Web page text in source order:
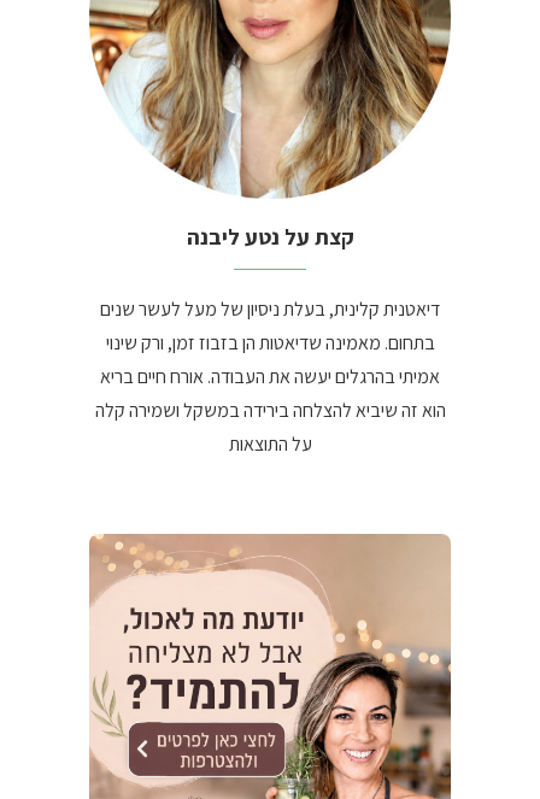
קצת על נטע ליבנה
דיאטנית קלינית, בעלת ניסיון של מעל לעשר שנים
בתחום. מאמינה שדיאטות הן בזבוז זמן, ורק שינוי
אמיתי בהרגלים יעשה את העבודה. אורח חיים בריא
הוא זה שיביא להצלחה בירידה במשקל ושמירה קלה
על התוצאות